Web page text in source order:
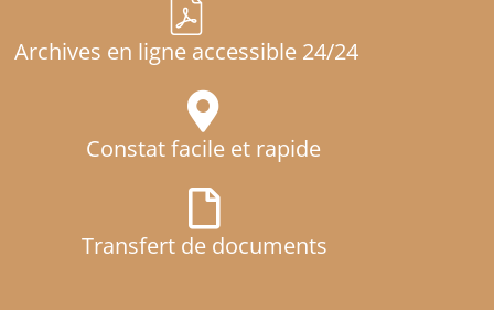
Archives en ligne accessible 24/24
Constat facile et rapide
Transfert de documents